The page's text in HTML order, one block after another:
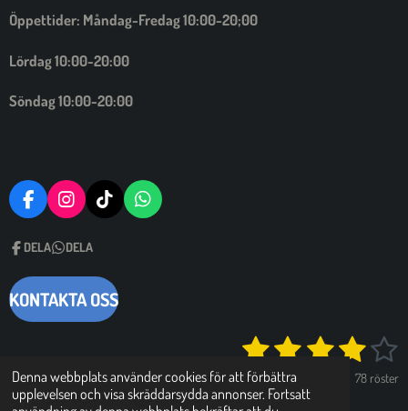
Denna webbplats använder cookies för att förbättra
upplevelsen och visa skräddarsydda annonser. Fortsatt
Öppettider: Måndag-Fredag 10:00-20;00
Lördag 10:00-20:00
Söndag 10:00-20:00
F
A
C
E
B
O
O
K
I
N
S
T
A
G
R
A
T
I
T
A
C
K
W
H
DELA DELA
KONTAKTA OSS
d
ö
1
s
2
s
3 4 5
s
i
78 röster
© 2024 - 2026 Doktor Mobil AB